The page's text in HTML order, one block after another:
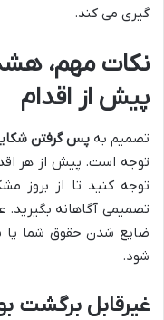
گیری می کند.
نکات مهم،
پیش از اقدام
تصمیم بهپس گرفتن
توجه است. پیش از هر
توجه کنید تا از بروز
تصمیمی آگاهانه بگیرید.
ضایع شدن حقوق شما یا
شود.
غیرقابل برگشت